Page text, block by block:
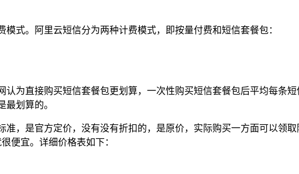
式。阿里云短信分为两种计费模式，即按量付费和短信套餐包：
为直接购买短信套餐包更划算，一次性购买短信套餐包后平均每条
划算的。
，是官方定价，没有没有折扣的，是原价，实际购买一方面可以领
便宜。详细价格表如下：